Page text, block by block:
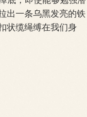
出一条乌黑发亮的铁
状缆绳缚在我们身